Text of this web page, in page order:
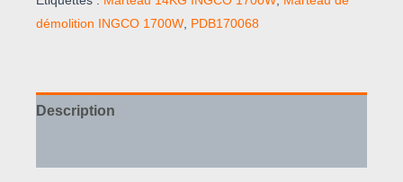
démolition INGCO 1700W, PDB170068
Description